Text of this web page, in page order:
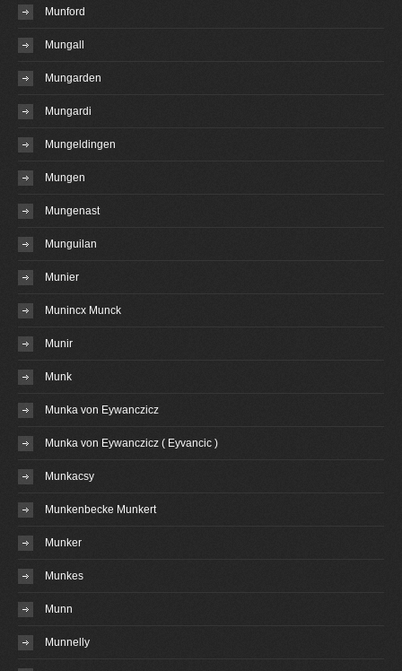
Munford
Mungall
Mungarden
Mungardi
Mungeldingen
Mungen
Mungenast
Munguilan
Munier
Munincx Munck
Munir
Munk
Munka von Eywanczicz
Munka von Eywanczicz ( Eyvancic )
Munkacsy
Munkenbecke Munkert
Munker
Munkes
Munn
Munnelly